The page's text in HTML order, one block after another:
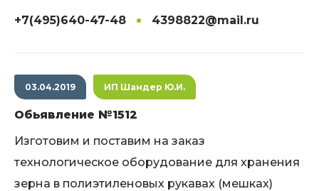
+7(495)640-47-48 4398822@mail.ru
03.04.2019 ИП Шандер Ю.И.
Обьявление №1512
Изготовим и поставим на заказ
технологическое оборудование для хранения
зерна в полиэтиленовых рукавах (мешках)